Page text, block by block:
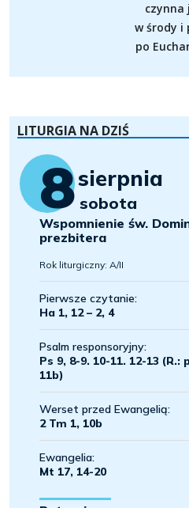
czynna
w środy i
po
LITURGIA NA DZIŚ